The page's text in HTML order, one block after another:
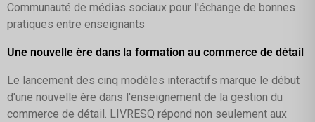
Communauté de médias sociaux pour l'échange de bonnes
pratiques entre enseignants
Une nouvelle ère dans la formation au commerce de détail
Le lancement des cinq modèles interactifs marque le début
d'une nouvelle ère dans l'enseignement de la gestion du
commerce de détail. LIVRESQ répond non seulement aux